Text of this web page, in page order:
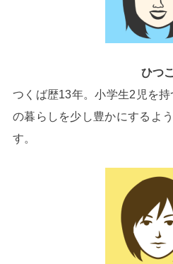
ひつこ
つくば歴13年。小学生2児を
の暮らしを少し豊かにするよ
す。